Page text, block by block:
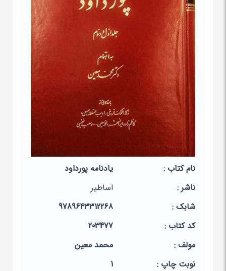
نام کتاب :
یادنامه پورداود
ناشر :
اساطیر
شابک :
9789643312268
کد کتاب :
203477
مولف :
محمد معین‏
نوبت چاپ :
1